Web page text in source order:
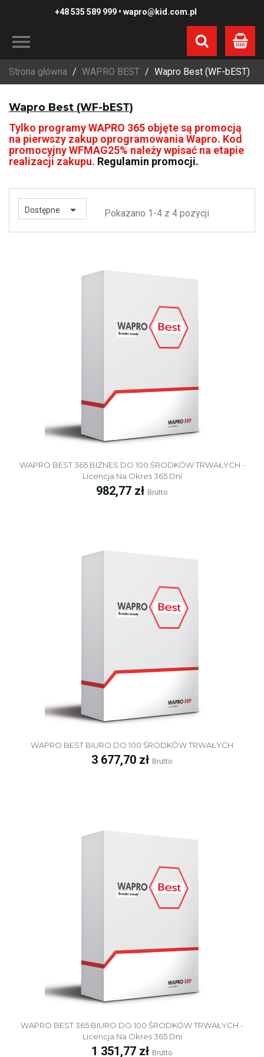
+48 535 589 999 •wapro@kid.com.pl
Koszyk
Strona główna
WAPRO BEST Wapro Best (WF-bEST)
Wapro Best (WF-bEST)
Tylko programy WAPRO 365 objęte są promocją
na pierwszy zakup oprogramowania Wapro. Kod
promocyjnyWFMAG25% należy wpisać na etapie
realizacji zakupu. Regulamin promocji.
Dostępne  Pokazano 1-4 z 4 pozycji
WAPRO BEST 365 BIZNES DO 100 ŚRODKÓW TRWAŁYCH -
Licencja Na Okres 365 Dni
Cena
982,77 zł Brutto
WAPRO BEST BIURO DO 100 ŚRODKÓW TRWAŁYCH
Cena
3 677,70 zł Brutto
WAPRO BEST 365 BIURO DO 100 ŚRODKÓW TRWAŁYCH -
Licencja Na Okres 365 Dni
Cena
1 351,77 zł Brutto